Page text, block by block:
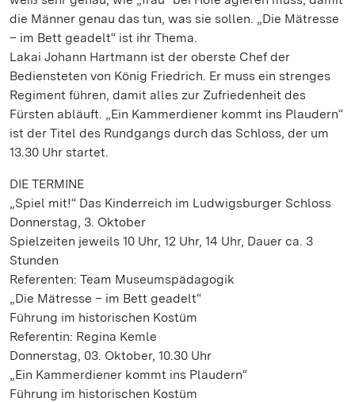
die Männer genau das tun, was sie sollen. „Die Mätresse
– im Bett geadelt“ ist ihr Thema.
Lakai Johann Hartmann ist der oberste Chef der
Bediensteten von König Friedrich. Er muss ein strenges
Regiment führen, damit alles zur Zufriedenheit des
Fürsten abläuft. „Ein Kammerdiener kommt ins Plaudern“
ist der Titel des Rundgangs durch das Schloss, der um
13.30 Uhr startet.
DIE TERMINE
„Spiel mit!“ Das Kinderreich im Ludwigsburger Schloss
Donnerstag, 3. Oktober
Spielzeiten jeweils 10 Uhr, 12 Uhr, 14 Uhr, Dauer ca. 3
Stunden
Referenten: Team Museumspädagogik
„Die Mätresse – im Bett geadelt“
Führung im historischen Kostüm
Referentin: Regina Kemle
Donnerstag, 03. Oktober, 10.30 Uhr
„Ein Kammerdiener kommt ins Plaudern“
Führung im historischen Kostüm